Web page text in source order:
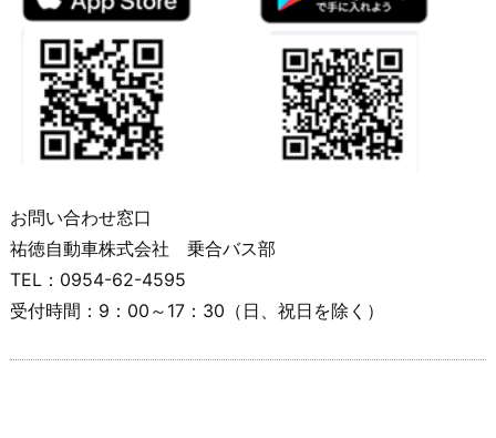
お問い合わせ窓口
祐徳自動車株式会社 乗合バス部
TEL：0954-62-4595
受付時間： 9 ： 00 ～ 17 ： 30 （日、祝日を除く）